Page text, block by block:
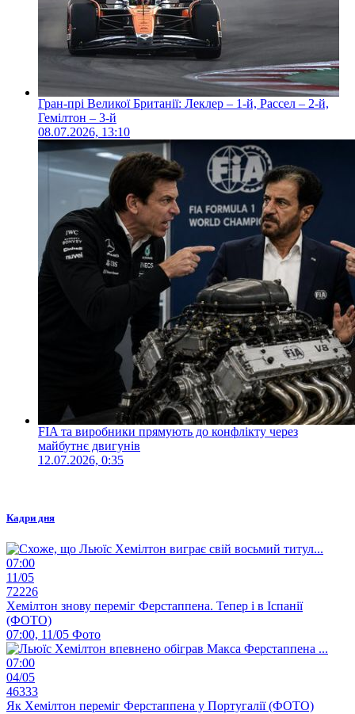
Гран-прі Великої Британії: Леклер – 1-й, Рассел – 2-й,
Гемілтон – 3-й
08.07.2026, 13:10
FIA та виробники прямують до конфлікту через
майбутнє двигунів
12.07.2026, 0:35
Кадри дня
07:00
11/05
72226
Хемілтон знову переміг Ферстаппена. Тепер і в Іспанії
(ФОТО)
07:00, 11/05 Фото
07:00
04/05
46333
Як Хемілтон переміг Ферстаппена у Португалії (ФОТО)